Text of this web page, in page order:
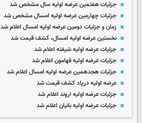
جزئیات هفتمین عرضه اولیه سال مشخص شد
جزئیات چهارمین عرضه اولیه امسال مشخص شد
زمان و جزئیات دومین عرضه اولیه امسال اعلام شد
نخستین عرضه اولیه امسال، کشف قیمت شد
جزئیات عرضه اولیه شیفته اعلام شد
جزئیات عرضه اولیه فهامون اعلام شد
جزئیات هجدهمین عرضه اولیه امسال اعلام شد
عرضه اولیه درپاد کشف قیمت شد
جزئیات عرضه اولیه اروند اعلام شد
جزئیات عرضه اولیه بانیان اعلام شد